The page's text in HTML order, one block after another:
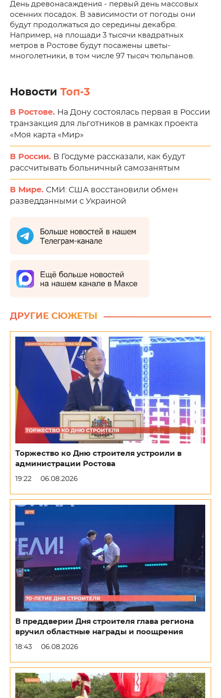
День древонасаждения - первый день массовых
осенних посадок. В зависимости от погоды они
будут продолжаться до середины декабря.
Например, на площади 3 тысячи квадратных
метров в Ростове будут посажены цветы-
многолетники, в том числе 97 тысяч тюльпанов.
Новости Топ-3
В Ростове. На Дону состоялась первая в России
транзакция для льготников в рамках проекта
«Моя карта «Мир»
В России. В Госдуме рассказали, как будут
рассчитывать больничный самозанятым
В Мире. СМИ: США восстановили обмен
разведданными с Украиной
ДРУГИЕ СЮЖЕТЫ
Торжество ко Дню строителя устроили в
администрации Ростова
19:22 06.08.2026
В преддверии Дня строителя глава региона
вручил областные награды и поощрения
18:43 06.08.2026